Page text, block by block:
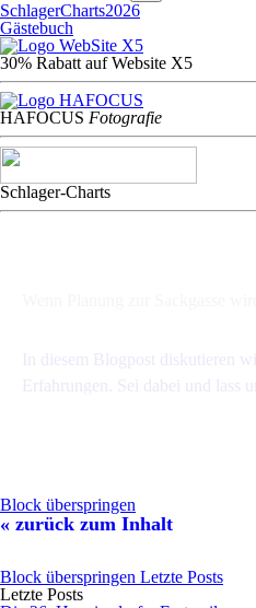
SchlagerCharts2026
Gästebuch
30% Rabatt auf Website X5
HAFOCUS Fotografie
Schlager-Charts
Block überspringen
« zurück zum Inhalt
Block überspringen Letzte Posts
Letzte Posts